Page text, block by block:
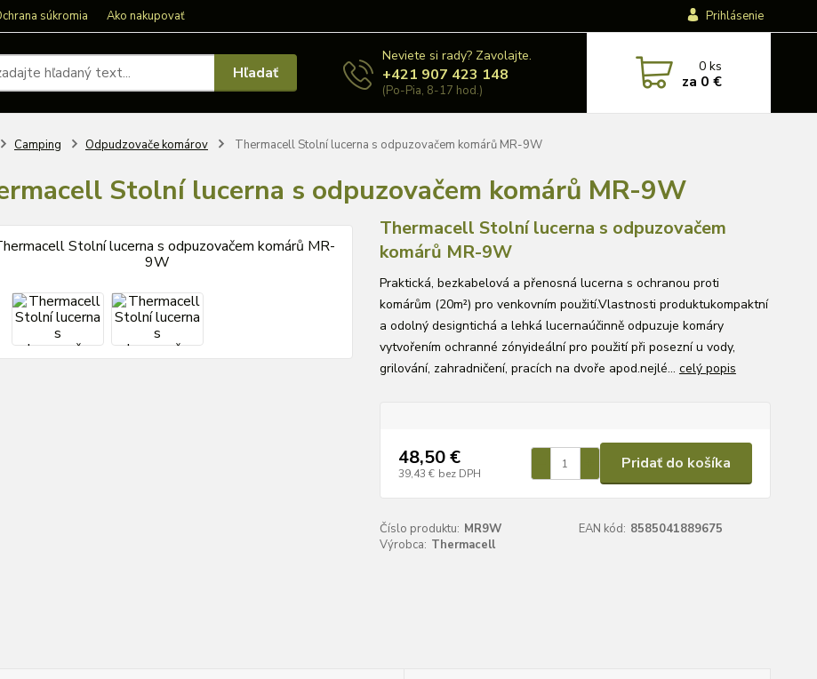
súkromia Ako nakupovať Prihlásenie
Hľadať
Neviete si rady? Zavolajte.
+421 907 423 148
(Po-Pia, 8-17 hod.)
0ks
za 0 €
Camping Odpudzovače komárov Thermacell Stolní lucerna s odpuzovačem komárů MR-9W
Stolní lucerna s odpuzovačem komárů MR-9W
Thermacell Stolní lucerna s odpuzovačem
komárů MR-9W
Praktická, bezkabelová a přenosná lucerna s ochranou proti
komárům (20m²) pro venkovním použití.Vlastnosti produktukompaktní
a odolný designtichá a lehká lucernaúčinně odpuzuje komáry
vytvořením ochranné zónyideální pro použití při posezní u vody,
grilování, zahradničení, pracích na dvoře apod.nejlé... celý popis
48,50 €
39,43 € bez DPH
Pridať do košíka
Číslo produktu: MR9W EAN kód: 8585041889675
Výrobca: Thermacell